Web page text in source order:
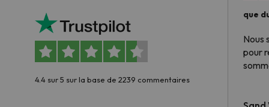
4.4 sur 5 sur la base de 2239 commentaires
que
Nous
pour